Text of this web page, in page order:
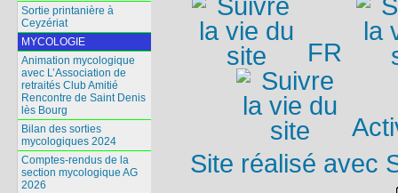
Sortie printanière à
Ceyzériat
MYCOLOGIE
Animation mycologique
avec L’Association de
retraités Club Amitié
Rencontre de Saint Denis
lès Bourg
Bilan des sorties
mycologiques 2024
Comptes-rendus de la
section mycologique AG
2026
FR
Site réalisé avec